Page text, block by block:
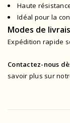
Haute
Idéal pour la
Modes de
Expédition rapide
Contactez-nous
savoir plus sur